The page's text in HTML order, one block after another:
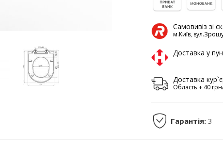
Самовивіз зі
м.Київ,
Доставка у
Доставка
Область + 40
Гарантія: 3